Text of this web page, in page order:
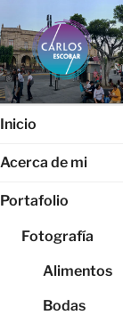
al
contenido
Página web
Carlos Escobar
Inicio
Acerca de mi
Portafolio
Fotografía
Alimentos
Bodas